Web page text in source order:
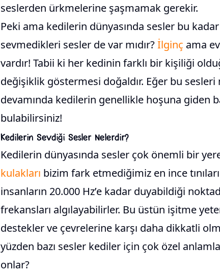
seslerden ürkmelerine şaşmamak gerekir.
Peki ama kedilerin dünyasında sesler bu
sevmedikleri sesler de var mıdır?İlginç ama
vardır! Tabii ki her kedinin farklı bir kişiliği
değişiklik göstermesi doğaldır. Eğer bu sesleri
devamında kedilerin genellikle hoşuna giden
bulabilirsiniz!
Kedilerin Sevdiği Sesler Nelerdir?
Kedilerin dünyasında sesler çok önemli bir
kulakları bizim fark etmediğimiz en ince
insanların 20.000 Hz’e kadar duyabildiği
frekansları algılayabilirler. Bu üstün işitme
destekler ve çevrelerine karşı daha dikkatli
yüzden bazı sesler kediler için çok özel
onlar?